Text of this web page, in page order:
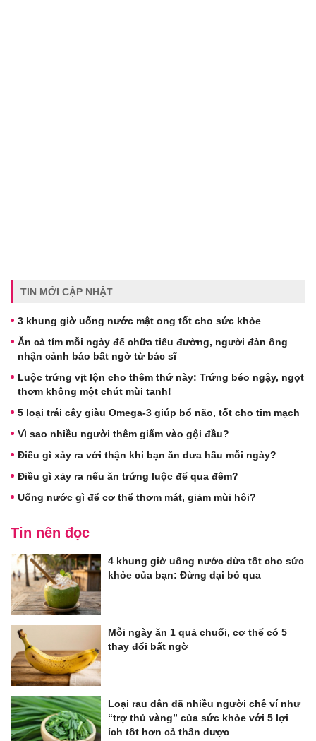
TIN MỚI CẬP NHẬT
3 khung giờ uống nước mật ong tốt cho sức khỏe
Ăn cà tím mỗi ngày để chữa tiểu đường, người đàn ông
nhận cảnh báo bất ngờ từ bác sĩ
Luộc trứng vịt lộn cho thêm thứ này: Trứng béo ngậy, ngọt
thơm không một chút mùi tanh!
5 loại trái cây giàu Omega-3 giúp bổ não, tốt cho tim mạch
Vì sao nhiều người thêm giấm vào gội đầu?
Điều gì xảy ra với thận khi bạn ăn dưa hấu mỗi ngày?
Điều gì xảy ra nếu ăn trứng luộc để qua đêm?
Uống nước gì để cơ thể thơm mát, giảm mùi hôi?
Tin nên đọc
4 khung giờ uống nước dừa tốt cho sức
khỏe của bạn: Đừng dại bỏ qua
Mỗi ngày ăn 1 quả chuối, cơ thể có 5
thay đổi bất ngờ
Loại rau dân dã nhiều người chê ví như
“trợ thủ vàng” của sức khỏe với 5 lợi
ích tốt hơn cả thần dược